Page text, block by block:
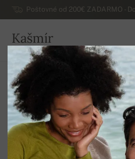
Poštovné od 200€ ZADARMO -
Kašmír
SLOVENSKO
Domov Dámske svetre